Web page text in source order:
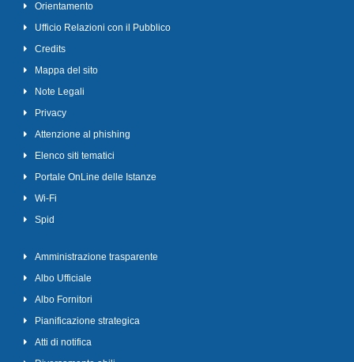
Orientamento
Ufficio Relazioni con il Pubblico
Credits
Mappa del sito
Note Legali
Privacy
Attenzione al phishing
Elenco siti tematici
Portale OnLine delle Istanze
Wi-Fi
Spid
Amministrazione trasparente
Albo Ufficiale
Albo Fornitori
Pianificazione strategica
Atti di notifica